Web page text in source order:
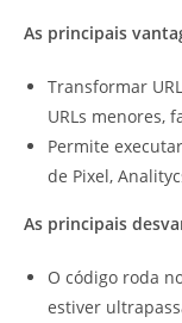
As principais
Transformar
URLs menores,
Permite
de Pixel,
As principais
O código roda
estiver